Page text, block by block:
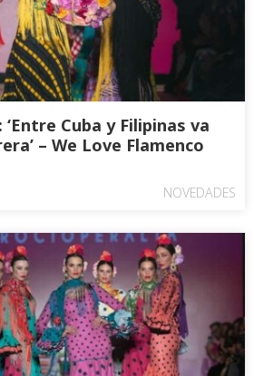
‘Entre Cuba y Filipinas va
– We Love Flamenco
NOVEDADES